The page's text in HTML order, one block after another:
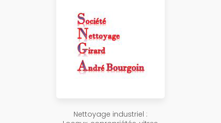
Nettoyage industriel :